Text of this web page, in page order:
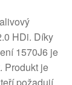
HDi. Díky
1570J6 je
Produkt je
požadují